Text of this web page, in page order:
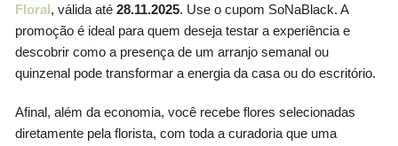
Floral, válida até28.11.2025. Use o cupom SoNaBlack. A
promoção é ideal para quem deseja testar a experiência e
descobrir como a presença de um arranjo semanal ou
quinzenal pode transformar a energia da casa ou do escritório.
Afinal, além da economia, você recebe flores selecionadas
diretamente pela florista, com toda a curadoria que uma